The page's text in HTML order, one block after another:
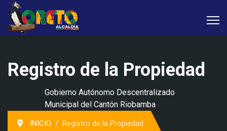
Registro de la Propiedad
Gobierno Autónomo Descentralizado
Municipal del Cantón Riobamba
INICIO Registro de la Propiedad